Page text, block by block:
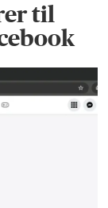
til